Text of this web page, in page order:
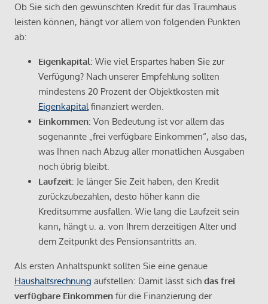
Ob Sie sich den gewünschten Kredit für das Traumhaus
leisten können, hängt vor allem von folgenden Punkten
ab:
Eigenkapital: Wie viel Erspartes haben Sie zur
Verfügung? Nach unserer Empfehlung sollten
mindestens 20 Prozent der Objektkosten mit
Eigenkapital finanziert werden.
Einkommen: Von Bedeutung ist vor allem das
sogenannte „frei verfügbare Einkommen“, also das,
was Ihnen nach Abzug aller monatlichen Ausgaben
noch übrig bleibt.
Laufzeit: Je länger Sie Zeit haben, den Kredit
zurückzubezahlen, desto höher kann die
Kreditsumme ausfallen. Wie lang die Laufzeit sein
kann, hängt u. a. von Ihrem derzeitigen Alter und
dem Zeitpunkt des Pensionsantritts an.
Als ersten Anhaltspunkt sollten Sie eine genaue
Haushaltsrechnung aufstellen: Damit lässt sich das frei
verfügbare Einkommen für die Finanzierung der